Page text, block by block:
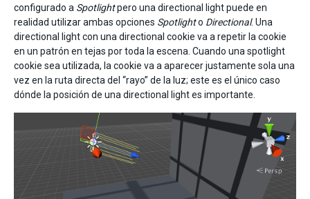
configurado a Spotlightpero una directional light puede en
realidad utilizar ambas opciones Spotlighto Directional. Una
directional light con una directional cookie va a repetir la cookie
en un patrón en tejas por toda la escena. Cuando una spotlight
cookie sea utilizada, la cookie va a aparecer justamente sola una
vez en la ruta directa del “rayo” de la luz; este es el único caso
dónde la posición de una directional light es importante.